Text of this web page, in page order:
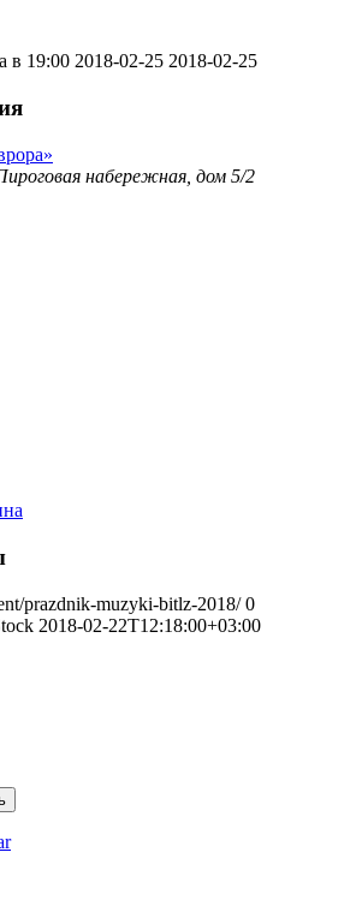
в 19:00 2018-02-25 2018-02-25
набережная, дом 5/2
prazdnik-muzyki-bitlz-2018/ 0
2018-02-22T12:18:00+03:00